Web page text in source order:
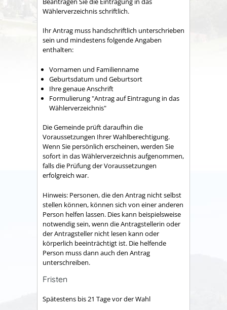
Wählerverzeichnis schriftlich.
Ihr Antrag muss handschriftlich unterschrieben
sein und mindestens folgende Angaben
enthalten:
Vornamen und Familienname
Geburtsdatum und Geburtsort
Ihre genaue Anschrift
Formulierung "Antrag auf Eintragung in das
Wählerverzeichnis"
Die Gemeinde prüft daraufhin die
Voraussetzungen Ihrer Wahlberechtigung.
Wenn Sie persönlich erscheinen, werden Sie
sofort in das Wählerverzeichnis aufgenommen,
falls die Prüfung der Voraussetzungen
erfolgreich war.
Hinweis: Personen, die den Antrag nicht selbst
stellen können, können sich von einer anderen
Person helfen lassen. Dies kann beispielsweise
notwendig sein, wenn die Antragstellerin oder
der Antragsteller nicht lesen kann oder
körperlich beeinträchtigt ist. Die helfende
Person muss dann auch den Antrag
unterschreiben.
Fristen
Spätestens bis 21 Tage vor der Wahl